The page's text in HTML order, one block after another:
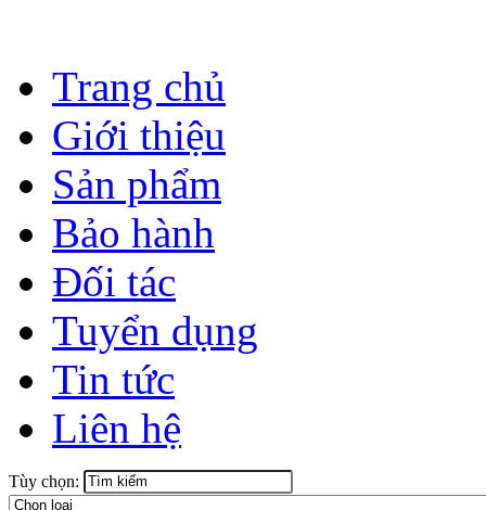
Trang chủ
Giới thiệu
Sản phẩm
Bảo hành
Đối tác
Tuyển dụng
Tin tức
Liên hệ
Tùy chọn: